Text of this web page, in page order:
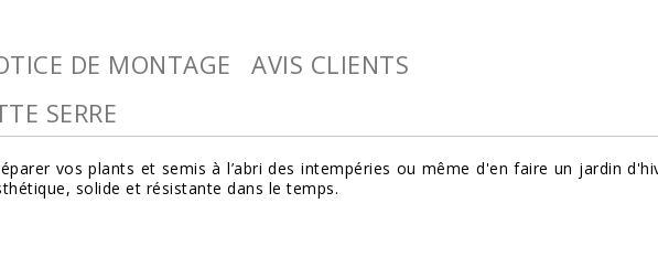
DE MONTAGE
AVIS CLIENTS
SERRE
vos plants et semis à l’abri des intempéries ou même d'en faire un jardin
solide et résistante dans le temps.